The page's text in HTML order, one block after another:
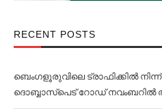
RECENT POSTS
ബെംഗളൂരുവിലെ ട്രാഫിക്കില്‍
ദൊബ്ബാസ്പെട് റോഡ് നവംബറില്‍